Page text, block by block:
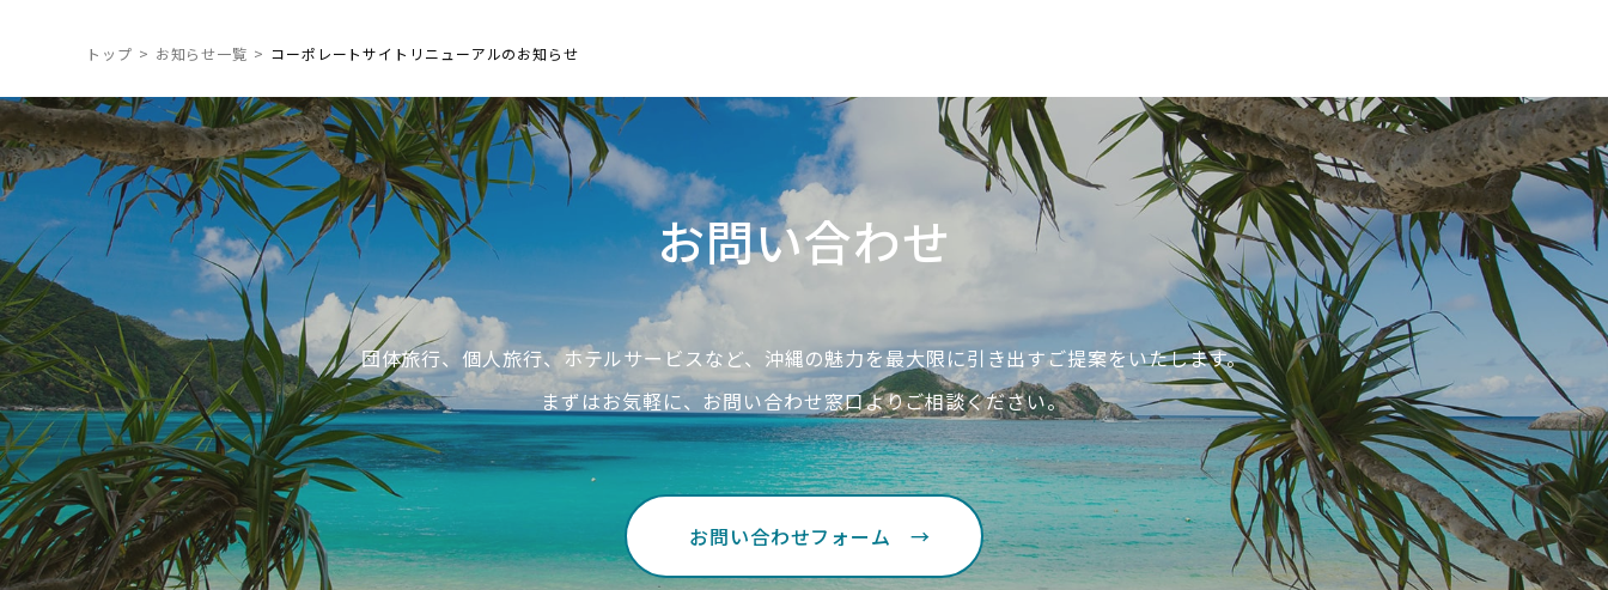
トップ お知らせ一覧 コーポレートサイトリニューアルのお知らせ
お問い合わせ
団体旅行、個人旅行、ホテルサービスなど、沖縄の魅力を最大限に引き出すご提案をいたします。
まずはお気軽に、お問い合わせ窓口よりご相談ください。
お問い合わせフォーム